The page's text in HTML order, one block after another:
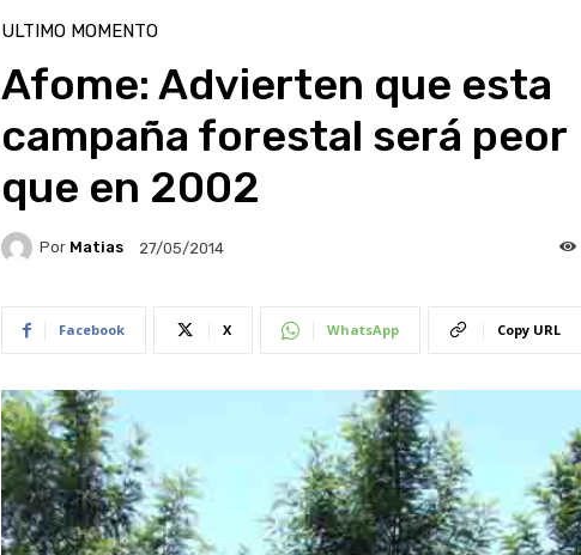
ULTIMO MOMENTO
Afome: Advierten que esta
campaña forestal será peor
que en 2002
Por Matias 27/05/2014
Facebook X WhatsApp Copy URL